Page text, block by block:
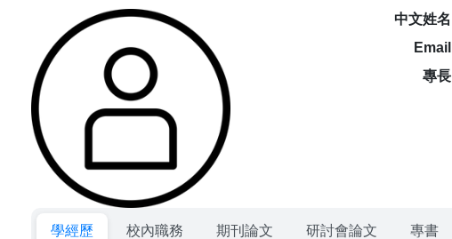
中文姓名
Email
專長
學經歷 校內職務 期刊論文 研討會論文 專書